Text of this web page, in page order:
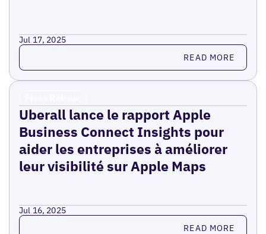
Jul 17, 2025
Read more READ MORE
Uberall lance le rapport Apple
Business Connect Insights pour
aider les entreprises à améliorer
leur visibilité sur Apple Maps
Jul 16, 2025
Read more READ MORE